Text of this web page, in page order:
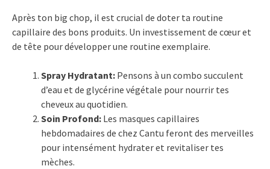
Après ton big chop, il est crucial de doter ta routine
capillaire des bons produits. Un investissement de cœur et
de tête pour développer une routine exemplaire.
Spray Hydratant: Pensons à un combo succulent
d’eau et de glycérine végétale pour nourrir tes
cheveux au quotidien.
Soin Profond: Les masques capillaires
hebdomadaires de chez Cantu feront des merveilles
pour intensément hydrater et revitaliser tes
mèches.